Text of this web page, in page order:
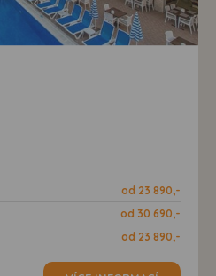
od 23 890,-
od 30 690,-
od 23 890,-